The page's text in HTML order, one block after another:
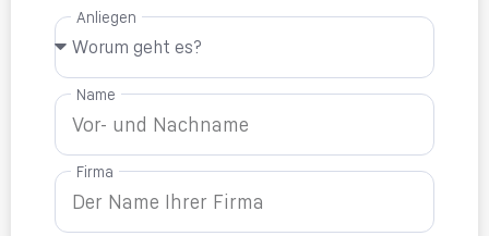
Anliegen
Name
Firma